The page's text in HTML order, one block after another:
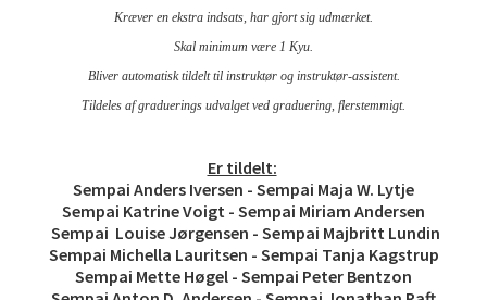
Kræver en ekstra indsats, har gjort sig udmærket.
Skal minimum være 1 Kyu.
Bliver automatisk tildelt til instruktør og instruktør-assistent.
Tildeles af graduerings udvalget ved graduering, flerstemmigt.
Er tildelt:
Sempai Anders Iversen - Sempai Maja W. Lytje
Sempai Katrine Voigt - Sempai Miriam Andersen
Sempai Louise Jørgensen - Sempai Majbritt Lundin
Sempai Michella Lauritsen - Sempai Tanja Kagstrup
Sempai Mette Høgel - Sempai Peter Bentzon